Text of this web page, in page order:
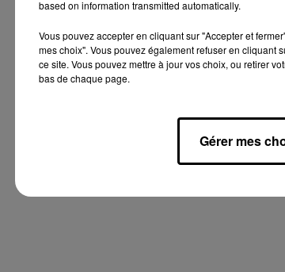
based on information transmitted automatically.
Vous pouvez accepter en cliquant sur "Accepter et
mes choix". Vous pouvez également refuser en cliquant
ce site. Vous pouvez mettre à jour vos choix, ou retirer
bas de chaque page.
Gérer mes